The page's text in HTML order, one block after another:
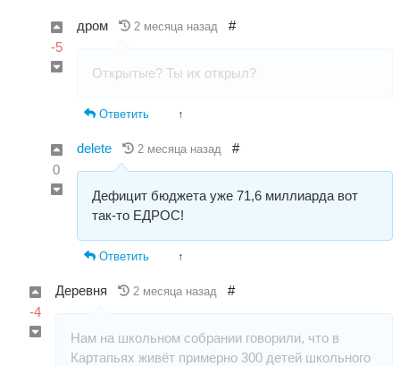
-5
дром 2 месяца назад #
Открытые? Ты их открыл?
Ответить ↑
0
delete 2 месяца назад #
Дефицит бюджета уже 71,6 миллиарда вот
так-то ЕДРОС!
Ответить ↑
-4
Деревня 2 месяца назад #
Нам на школьном собрании говорили, что в
Картапьях живёт примерно 300 детей школьного